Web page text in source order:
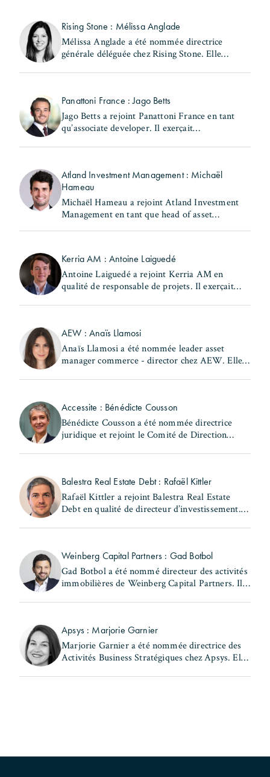
Rising Stone : Mélissa Anglade
Mélissa Anglade a été nommée directrice
générale déléguée chez Rising Stone. Elle
Panattoni France : Jago Betts
Jago Betts a rejoint Panattoni France en tant
qu’associate developer. Il exerçait
Atland Investment Management : Michaël
Hameau
Michaël Hameau a rejoint Atland Investment
Management en tant que head of asset
Kerria AM : Antoine Laiguedé
Antoine Laiguedé a rejoint Kerria AM en
qualité de responsable de projets. Il exerçait
AEW : Anaïs Llamosi
Anaïs Llamosi a été nommée leader asset
manager commerce - director chez AEW. Elle
Accessite : Bénédicte Cousson
Bénédicte Cousson a été nommée directrice
juridique et rejoint le Comité de Direction
Balestra Real Estate Debt : Rafaël Kittler
Rafaël Kittler a rejoint Balestra Real Estate
Debt en qualité de directeur d’investissement. Il
Weinberg Capital Partners : Gad Botbol
Gad Botbol a été nommé directeur des activités
immobilières de Weinberg Capital Partners. Il
Apsys : Marjorie Garnier
Marjorie Garnier a été nommée directrice des
Activités Business Stratégiques chez Apsys. Elle